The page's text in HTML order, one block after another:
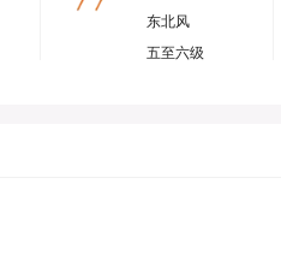
东北风
五至六级